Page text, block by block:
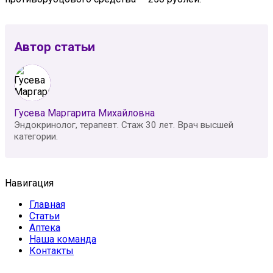
Автор статьи
Гусева Маргарита Михайловна
Эндокринолог, терапевт. Стаж 30 лет. Врач высшей
категории.
Навигация
Главная
Статьи
Аптека
Наша команда
Контакты